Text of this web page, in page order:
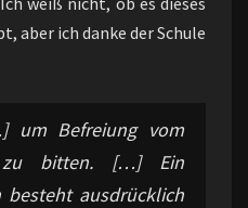
aber ich danke der Schule
um Befreiung vom
zu bitten. […] Ein
ausdrücklich